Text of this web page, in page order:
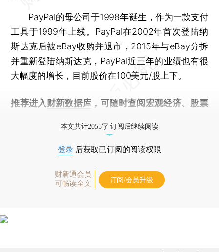
PayPal的母公司于1998年诞生，作为一款支付
工具于1999年上线。PayPal在2002年首次登陆纳
斯达克后被eBay收购并退市，2015年与eBay分拆
并重新登陆纳斯达克，PayPal近三年的业绩也有很
大幅度的增长，目前股价在100美元/股上下。
推荐进入 财新数据库 ，可随时查阅宏观经济、股票
本文共计2055字 订阅后继续阅读
登录 后获取已订阅的阅读权限
财新通会员
可畅读全文
订阅/会员升级